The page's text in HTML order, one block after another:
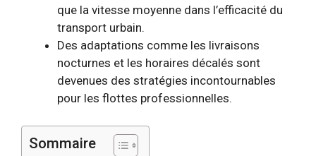
que la vitesse moyenne dans l’efficacité du
transport urbain.
Des adaptations comme les livraisons
nocturnes et les horaires décalés sont
devenues des stratégies incontournables
pour les flottes professionnelles.
Sommaire